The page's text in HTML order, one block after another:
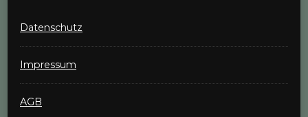
Datenschutz
Impressum
AGB